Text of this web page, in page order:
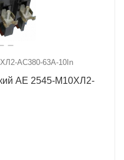
AC380-63А-10In
АЕ 2545-М10ХЛ2-